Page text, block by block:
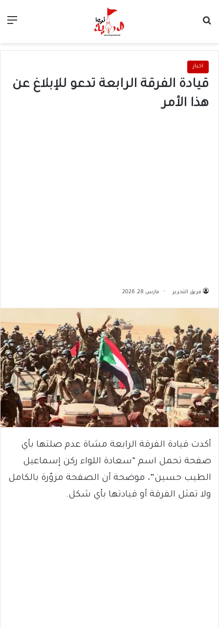
اخبار
قيادة الفرقة الرابعة تدعو للإبلاغ عن
هذا الأمر
فريق التحرير مارس 28, 2026
أكدت قيادة الفرقة الرابعة مشاة عدم صلتها بأي
صفحة تحمل اسم “سعادة اللواء ركن إسماعيل
الطيب حسين”، موضحة أن الصفحة مزوّرة بالكامل
ولا تمثل الفرقة أو قيادتها بأي شكل.